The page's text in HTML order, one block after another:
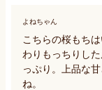
よねちゃん
こちらの桜もち
わりもっちりし
っぷり。上品な
ね。